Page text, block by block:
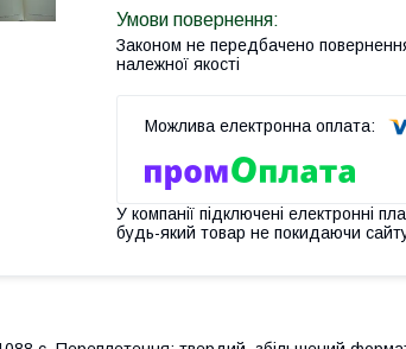
Законом не передбачено
належної якості
У компанії підключені електронні
будь-який товар не покидаючи